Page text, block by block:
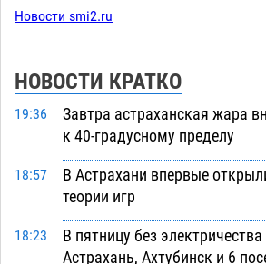
Новости smi2.ru
НОВОСТИ КРАТКО
19:36
Завтра астраханская жара
к 40-градусному пределу
18:57
В Астрахани впервые
теории игр
18:23
В пятницу без
Астрахань, Ахтубинск и 6